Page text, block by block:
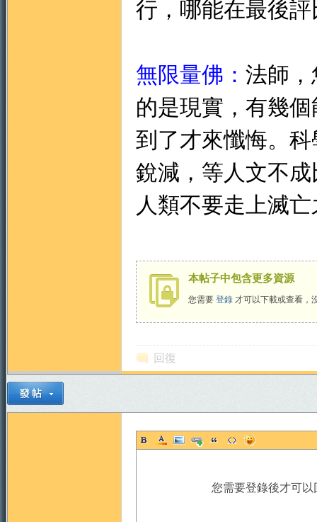
行，哪能在最後
無限量佛： 法師
的是現實，有幾
到了才來懺悔。
銳減，等人文不
人類不要走上滅
本帖子中包含更多資源
您需要 登錄 才可以下載或查看，
回復
您需要登錄後才可